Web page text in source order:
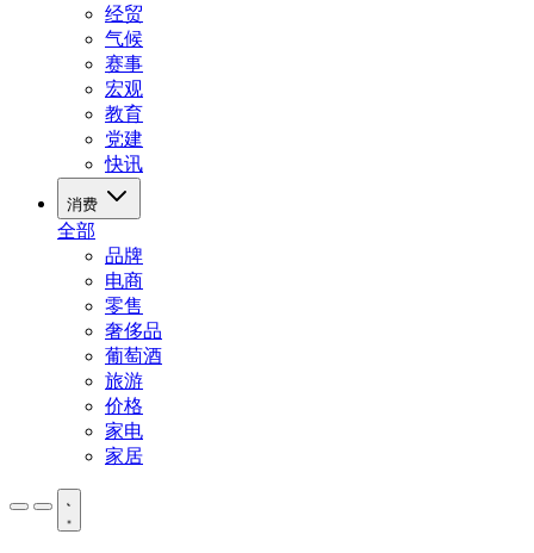
经贸
气候
赛事
宏观
教育
党建
快讯
消费
全部
品牌
电商
零售
奢侈品
葡萄酒
旅游
价格
家电
家居